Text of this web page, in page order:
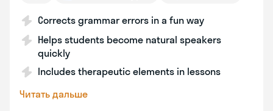
Corrects grammar errors in a fun way
Helps students become natural speakers
quickly
Includes therapeutic elements in lessons
Читать дальше